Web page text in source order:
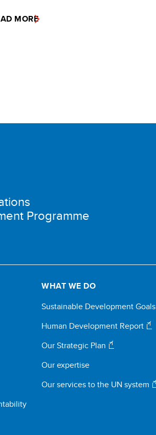
MORE
Programme
WHAT WE DO
Sustainable Development Goals
Human Development Report
Our Strategic Plan
Our expertise
Our services to the UN system